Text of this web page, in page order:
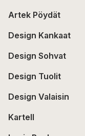
Artek Pöydät
Design Kankaat
Design Sohvat
Design Tuolit
Design Valaisin
Kartell